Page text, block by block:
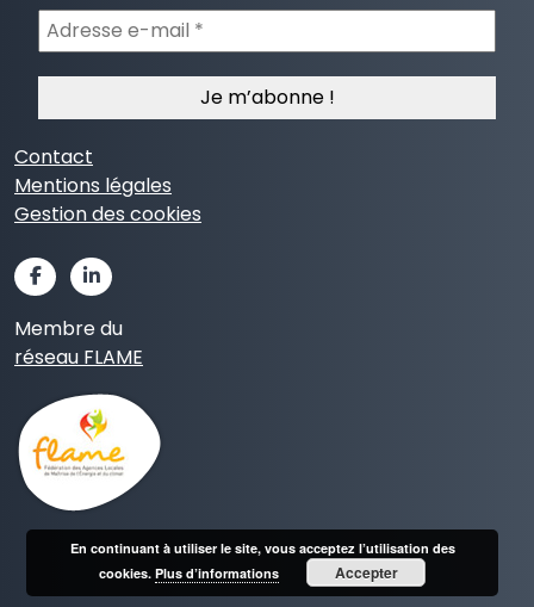
Adresse
e-
mail
Contact
Mentions légales
Gestion des cookies
Membre du
réseau FLAME
En continuant à utiliser le site, vous acceptez l’utilisation des
cookies.Plus d’informations Accepter